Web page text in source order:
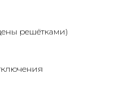
решётками)